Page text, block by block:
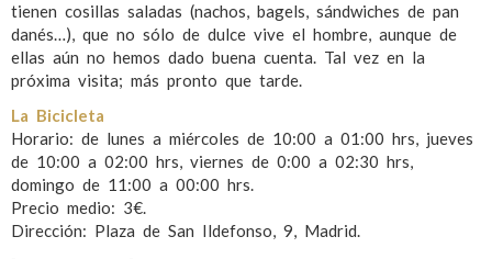
tienen cosillas saladas (nachos, bagels, sándwiches de pan
danés…), que no sólo de dulce vive el hombre, aunque de
ellas aún no hemos dado buena cuenta. Tal vez en la
próxima visita; más pronto que tarde.
La Bicicleta
Horario: de lunes a miércoles de 10:00 a 01:00 hrs, jueves
de 10:00 a 02:00 hrs, viernes de 0:00 a 02:30 hrs,
domingo de 11:00 a 00:00 hrs.
Precio medio: 3€.
Dirección: Plaza de San Ildefonso, 9, Madrid.